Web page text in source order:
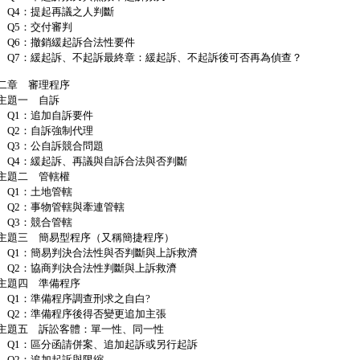
：提起再議之人判斷
：交付審判
：撤銷緩起訴合法性要件
緩起訴、不起訴最終章：緩起訴、不起訴後可否再為偵查？
章 審理程序
一 自訴
：追加自訴要件
：自訴強制代理
：公自訴競合問題
緩起訴、再議與自訴合法與否判斷
二 管轄權
：土地管轄
：事物管轄與牽連管轄
：競合管轄
三 簡易型程序（又稱簡捷程序）
簡易判決合法性與否判斷與上訴救濟
協商判決合法性判斷與上訴救濟
四 準備程序
：準備程序調查刑求之自白?
準備程序後得否變更追加主張
五 訴訟客體：單一性、同一性
區分函請併案、追加起訴或另行起訴